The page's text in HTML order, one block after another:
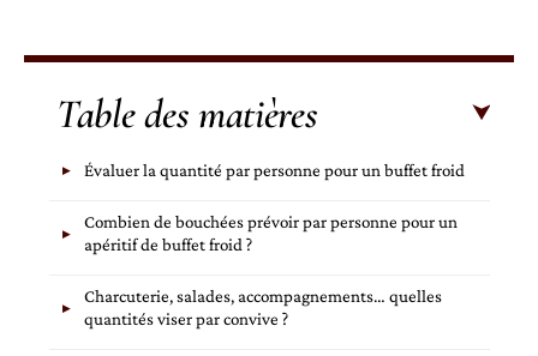
Table des matières
Évaluer la quantité par personne pour un buffet froid
Combien de bouchées prévoir par personne pour un
apéritif de buffet froid ?
Charcuterie, salades, accompagnements… quelles
quantités viser par convive ?